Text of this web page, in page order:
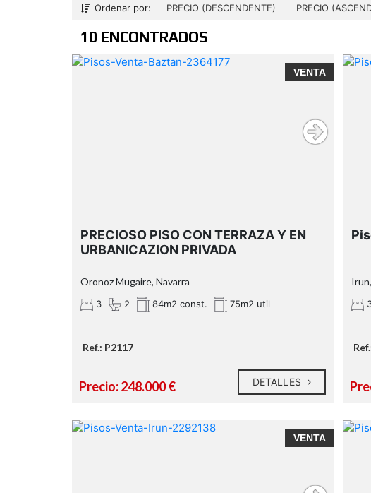
Ordenar por: PRECIO (DESCENDENTE) PRECIO
10 ENCONTRADOS
VENTA
PRECIOSO PISO CON TERRAZA Y EN
URBANICAZION PRIVADA
Oronoz Mugaire, Navarra
3 2 84m2 const. 75m2 util
Ref.: P2117
Precio: 248.000 € DETALLES
VENTA